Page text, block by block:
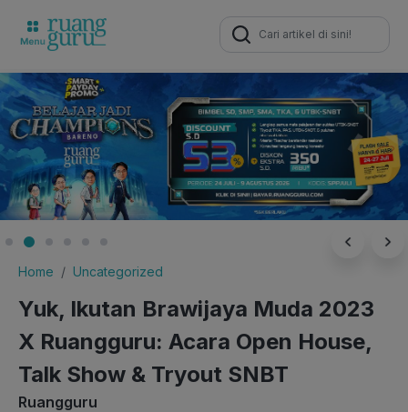
Search
for:
Home Uncategorized
Yuk, Ikutan Brawijaya Muda 2023
X Ruangguru: Acara Open House,
Talk Show & Tryout SNBT
Ruangguru